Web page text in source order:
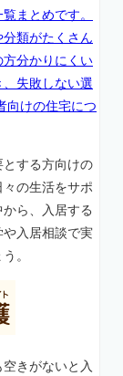
まとめです。
類がたくさん
分かりにくい
失敗しない選
向けの住宅につ
する方向けの
の生活をサポ
ら、入居する
入居相談で実
。
きがないと入